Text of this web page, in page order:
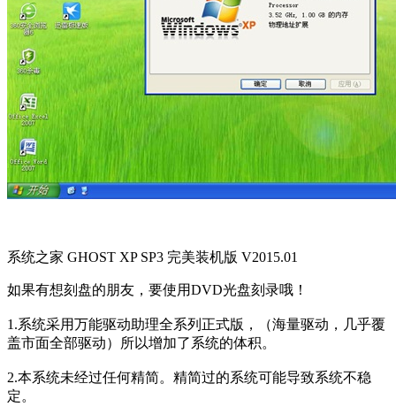
系统之家 GHOST XP SP3 完美装机版 V2015.01
如果有想刻盘的朋友，要使用DVD光盘刻录哦！
1.系统采用万能驱动助理全系列正式版，（海量驱动，几乎覆
盖市面全部驱动）所以增加了系统的体积。
2.本系统未经过任何精简。精简过的系统可能导致系统不稳
定。